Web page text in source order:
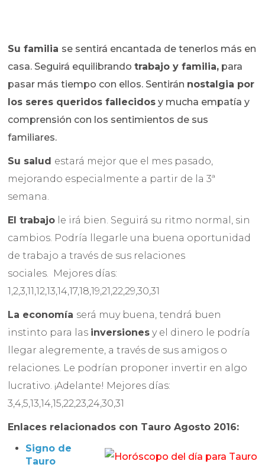
Su familia se sentirá encantada de tenerlos más en
casa. Seguirá equilibrandotrabajo y familia, para
pasar más tiempo con ellos. Sentirán nostalgia por
los seres queridos fallecidos y mucha empatía y
comprensión con los sentimientos de sus
familiares.
Su salud estará mejor que el mes pasado,
mejorando especialmente a partir de la 3ª
semana.
El trabajo le irá bien. Seguirá su ritmo normal, sin
cambios. Podría llegarle una buena oportunidad
de trabajo a través de sus relaciones
sociales. Mejores días:
1,2,3,11,12,13,14,17,18,19,21,22,29,30,31
La economía será muy buena, tendrá buen
instinto para las inversiones y el dinero le podría
llegar alegremente, a través de sus amigos o
relaciones. Le podrían proponer invertir en algo
lucrativo. ¡Adelante! Mejores días:
3,4,5,13,14,15,22,23,24,30,31
Enlaces relacionados con TauroAgosto 2016:
Signo de
Tauro